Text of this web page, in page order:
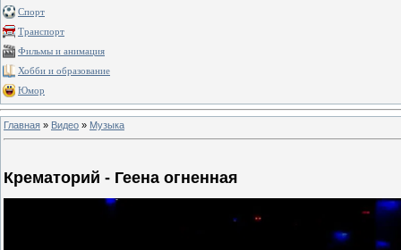
Спорт
Транспорт
Фильмы и анимация
Хобби и образование
Юмор
Главная » Видео » Музыка
Крематорий - Геена огненная